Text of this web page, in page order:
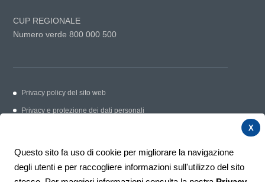
CUP REGIONALE
Numero verde 800 000 500
Privacy policy del sito web
Privacy e protezione dei dati personali
Contatti
Segnalazioni e suggerimenti
X
Questo sito fa uso di cookie per migliorare la navigazione
degli utenti e per raccogliere informazioni sull'utilizzo del sito